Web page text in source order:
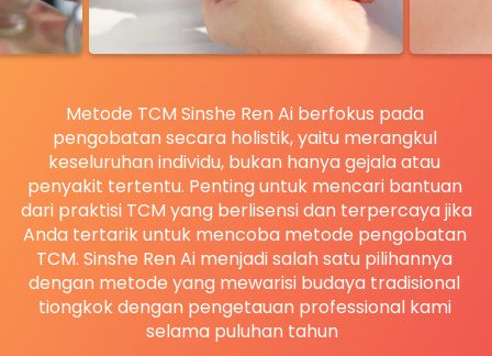
Metode TCM Sinshe Ren Ai berfokus pada
pengobatan secara holistik, yaitu merangkul
keseluruhan individu, bukan hanya gejala atau
penyakit tertentu. Penting untuk mencari bantuan
dari praktisi TCM yang berlisensi dan terpercaya jika
Anda tertarik untuk mencoba metode pengobatan
TCM. Sinshe Ren Ai menjadi salah satu pilihannya
dengan metode yang mewarisi budaya tradisional
tiongkok dengan pengetauan professional kami
selama puluhan tahun